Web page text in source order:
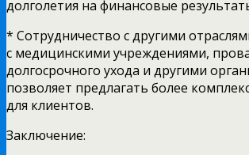
долголетия на финансовые
* Сотрудничество с другими
с медицинскими учреждениями,
долгосрочного ухода и другими
позволяет предлагать более
для клиентов.
Заключение: